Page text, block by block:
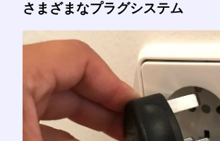
さまざまなプラグシステム